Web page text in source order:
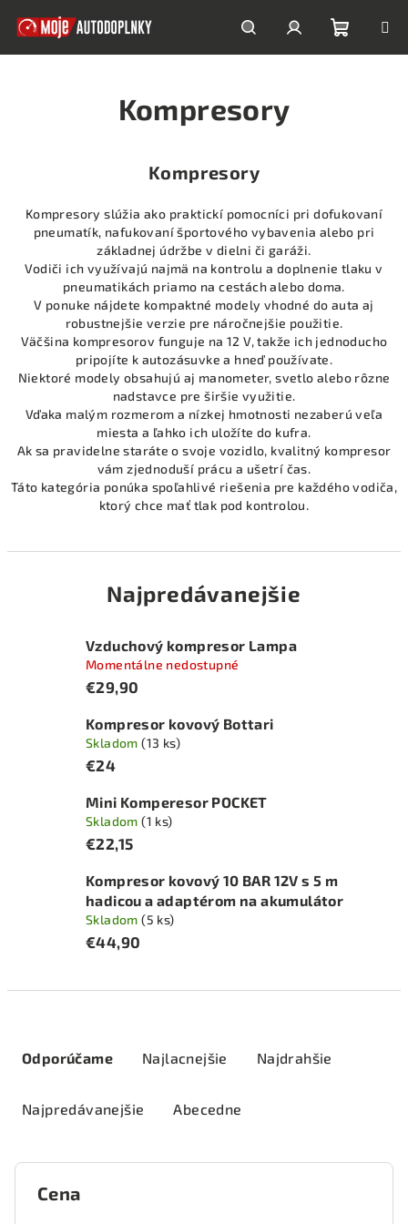
HľadaťPrihlásenie
Kompresory
Kompresory
Kompresory slúžia ako praktickí pomocníci pri dofukovaní
pneumatík, nafukovaní športového vybavenia alebo pri
základnej údržbe v dielni či garáži.
Vodiči ich využívajú najmä na kontrolu a doplnenie tlaku v
pneumatikách priamo na cestách alebo doma.
V ponuke nájdete kompaktné modely vhodné do auta aj
robustnejšie verzie pre náročnejšie použitie.
Väčšina kompresorov funguje na 12 V, takže ich jednoducho
pripojíte k autozásuvke a hneď používate.
Niektoré modely obsahujú aj manometer, svetlo alebo rôzne
nadstavce pre širšie využitie.
Vďaka malým rozmerom a nízkej hmotnosti nezaberú veľa
miesta a ľahko ich uložíte do kufra.
Ak sa pravidelne staráte o svoje vozidlo, kvalitný kompresor
vám zjednoduší prácu a ušetrí čas.
Táto kategória ponúka spoľahlivé riešenia pre každého vodiča,
ktorý chce mať tlak pod kontrolou.
Najpredávanejšie
Vzduchový kompresor Lampa
Momentálne nedostupné
€29,90
Kompresor kovový Bottari
Skladom(13 ks)
€24
Mini Komperesor POCKET
Skladom(1 ks)
€22,15
Kompresor kovový 10 BAR 12V s 5 m
hadicou a adaptérom na akumulátor
Skladom(5 ks)
€44,90
Odporúčame Najlacnejšie Najdrahšie
Najpredávanejšie Abecedne
Cena